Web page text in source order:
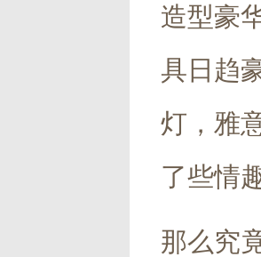
造型豪
具日趋
灯，雅
了些情
那么究